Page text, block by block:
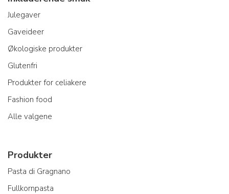
Julegaver
Gaveideer
Økologiske produkter
Glutenfri
Produkter for celiakere
Fashion food
Alle valgene
Produkter
Pasta di Gragnano
Fullkornpasta